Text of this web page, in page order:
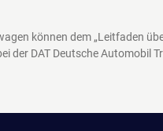
können dem „Leitfaden
der DAT Deutsche Automobil